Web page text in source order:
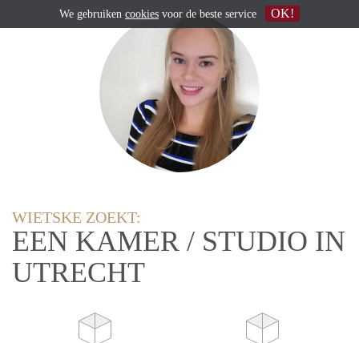
WIETSKE ZOEKT:
EEN KAMER / STUDIO IN
UTRECHT
We gebruiken cookies voor de beste service OK!